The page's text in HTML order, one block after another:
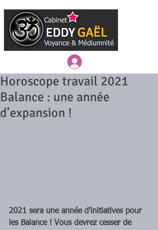
Horoscope travail 2021
Balance : une année
d’expansion !
2021 sera une année d'initiatives pour
les Balance ! Vous devrez cesser de